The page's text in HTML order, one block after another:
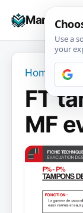
Manuals+
Home FT
FT
MF